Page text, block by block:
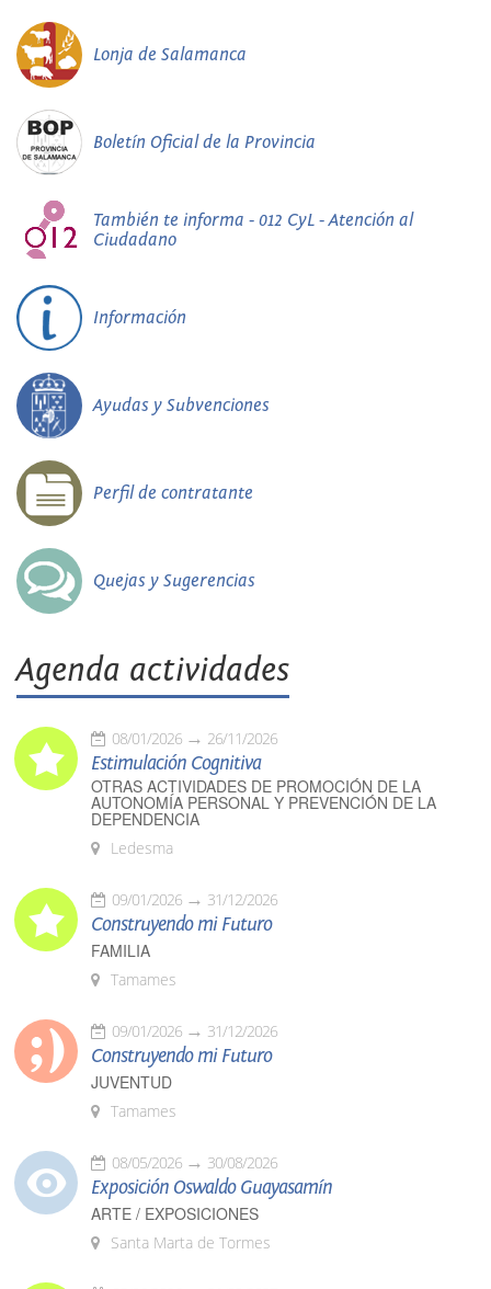
Lonja de Salamanca
Boletín Oficial de la Provincia
También te informa - 012 CyL - Atención al
Ciudadano
Información
Ayudas y Subvenciones
Perfil de contratante
Quejas y Sugerencias
Agenda actividades
08/01/2026 26/11/2026
Estimulación Cognitiva
OTRAS ACTIVIDADES DE PROMOCIÓN DE LA
AUTONOMÍA PERSONAL Y PREVENCIÓN DE LA
DEPENDENCIA
Ledesma
09/01/2026 31/12/2026
Construyendo mi Futuro
FAMILIA
Tamames
09/01/2026 31/12/2026
Construyendo mi Futuro
JUVENTUD
Tamames
08/05/2026 30/08/2026
Exposición Oswaldo Guayasamín
ARTE / EXPOSICIONES
Santa Marta de Tormes